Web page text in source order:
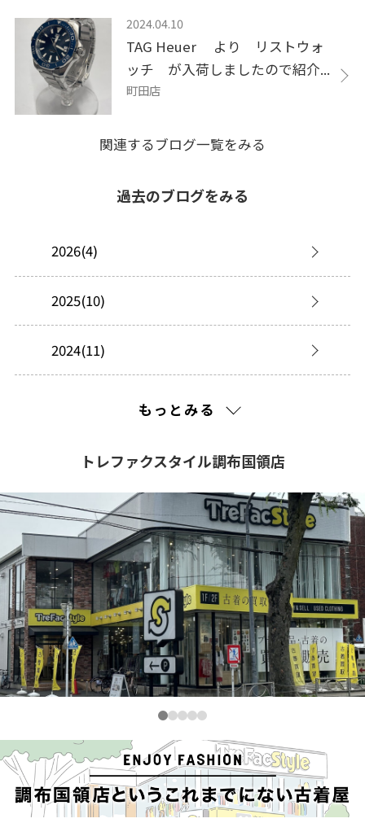
2024.04.10
TAG Heuer より リストウォ
ッチ が入荷しましたので紹介...
町田店
関連するブログ一覧をみる
過去のブログをみる
2026(4)
2025(10)
2024(11)
2021(201)
2020(240)
2019(310)
2018(260)
2017(241)
2016(456)
もっとみる
トレファクスタイル調布国領店